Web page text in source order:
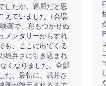
したか。退屈だと思
えていました（会場
画で、息もつかせぬ
メンタリーからすれ
も、ここに出てくる
雄弁さに引き込まれ
くなりました。全部
た。最初に、武井さ